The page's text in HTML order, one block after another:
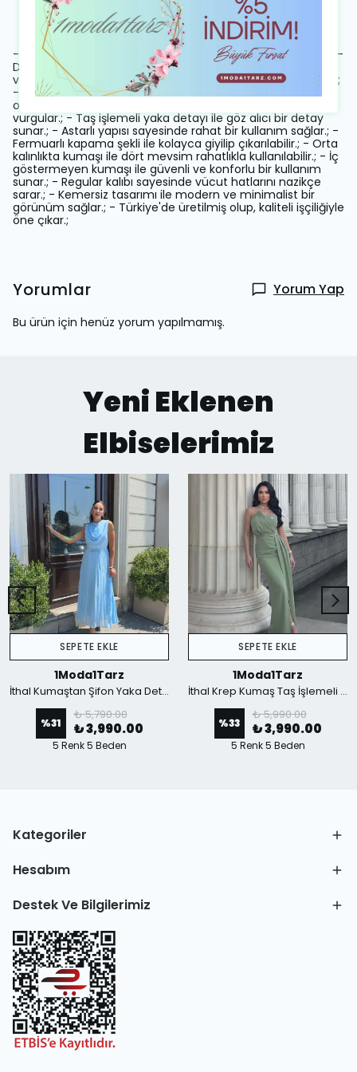
- İthal krep kumaştan üretilmiş, şık ve zarif bir maxi elbise.; -
Düz deseniyle sade ve elegan bir görünüm sunar.; - Düğün
ve nikah gibi özel günlerde tercih edilebilecek özel tasarım.;
- Uzun kolları ve omzu açık tasarımı ile feminen bir siluet
oluşturur.; - Straplez yaka detayı ile dekolteyi zarifçe
vurgular.; - Taş işlemeli yaka detayı ile göz alıcı bir detay
sunar.; - Astarlı yapısı sayesinde rahat bir kullanım sağlar.; -
Fermuarlı kapama şekli ile kolayca giyilip çıkarılabilir.; - Orta
kalınlıkta kumaşı ile dört mevsim rahatlıkla kullanılabilir.; - İç
göstermeyen kumaşı ile güvenli ve konforlu bir kullanım
sunar.; - Regular kalıbı sayesinde vücut hatlarını nazikçe
sarar.; - Kemersiz tasarımı ile modern ve minimalist bir
görünüm sağlar.; - Türkiye'de üretilmiş olup, kaliteli işçiliğiyle
öne çıkar.;
Yorumlar Yorum Yap
Bu ürün için henüz yorum yapılmamış.
Yeni Eklenen
Elbiselerimiz
SEPETE EKLE
1Moda1Tarz
İthal Kumaştan Şifon Yaka Detaylı Piliseli Kemerli Astarlı Özel Tasarım Elbise - mavi
%31
₺ 5,790.00
₺ 3,990.00
5 Renk 5 Beden
SEPETE EKLE
1Moda1Tarz
İthal Krep Kumaş Taş İşlemeli Askılı Astarlı Özel Tasarım Yırtmaçlı Maxi Elbise - Yeşil
%33
₺ 5,990.00
₺ 3,990.00
5 Renk 5 Beden
Kategoriler
Hesabım
Destek Ve Bilgilerimiz